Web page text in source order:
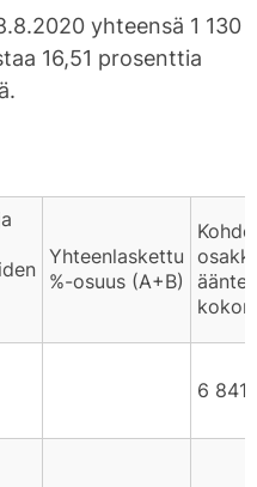
yhteensä 1 130
16,51 prosenttia
Yhteenlaskettu
%-osuus (A+B) äänten
6 841